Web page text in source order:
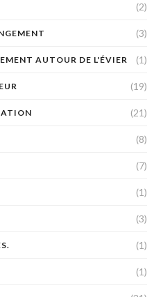
(2)
(3)
AUTOUR DE L'ÉVIER (1)
(19)
(21)
(8)
(7)
(1)
(3)
(1)
(1)